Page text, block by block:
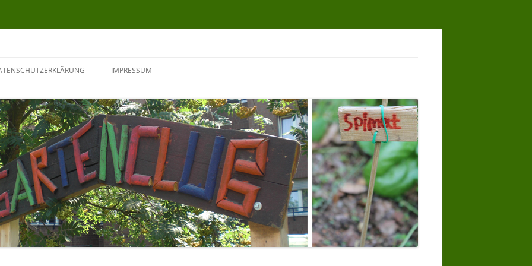
IMPRESSUM